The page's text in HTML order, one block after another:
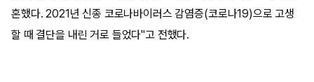
혼했다. 2021년 신종 코로나바이러스 감염증(코로나19)으로 고생
할 때 결단을 내린 거로 들었다"고 전했다.